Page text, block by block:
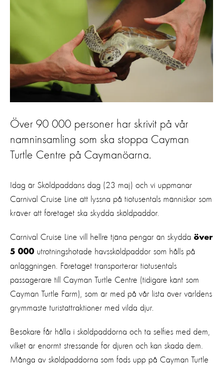
Över 90 000 personer har skrivit på vår
namninsamling som ska stoppa Cayman
Turtle Centre på Caymanöarna.
Idag är Sköldpaddans dag (23 maj) och vi uppmanar
Carnival Cruise Line att lyssna på tiotusentals människor som
kräver att företaget ska skydda sköldpaddor.
Carnival Cruise Line vill hellre tjäna pengar än skydda över
5 000 utrotningshotade havssköldpaddor som hålls på
anläggningen. Företaget transporterar tiotusentals
passagerare till Cayman Turtle Centre (tidigare känt som
Cayman Turtle Farm), som är med på vår lista över världens
grymmaste turistattraktioner med vilda djur.
Besökare får hålla i sköldpaddorna och ta selfies med dem,
vilket är enormt stressande för djuren och kan skada dem.
Många av sköldpaddorna som föds upp på Cayman Turtle